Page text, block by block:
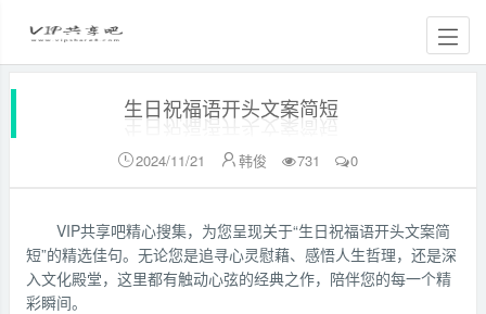
生日祝福语开头文案简短
2024/11/21 韩俊 731 0
VIP共享吧精心搜集，为您呈现关于“生日祝福语开头文案简
短”的精选佳句。无论您是追寻心灵慰藉、感悟人生哲理，还是深
入文化殿堂，这里都有触动心弦的经典之作，陪伴您的每一个精
彩瞬间。